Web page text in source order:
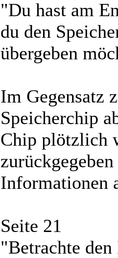
"Du hast am
du den
übergeben
Im Gegensatz
Speicherchip
Chip plötzlich
Informationen
Seite 21
"Betrachte